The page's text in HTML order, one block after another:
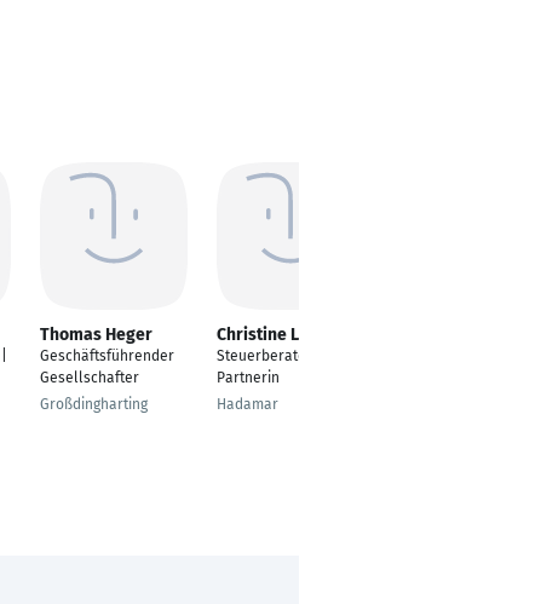
Thomas Heger
Geschäftsführender
Gesellschafter
Großdingharting
Christine Laux
Steuerberaterin -
Partnerin
Hadamar